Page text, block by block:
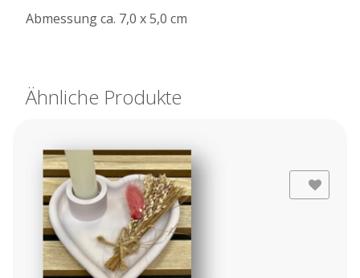
Abmessung ca. 7,0 x 5,0 cm
Ähnliche Produkte
Add to Wishlist